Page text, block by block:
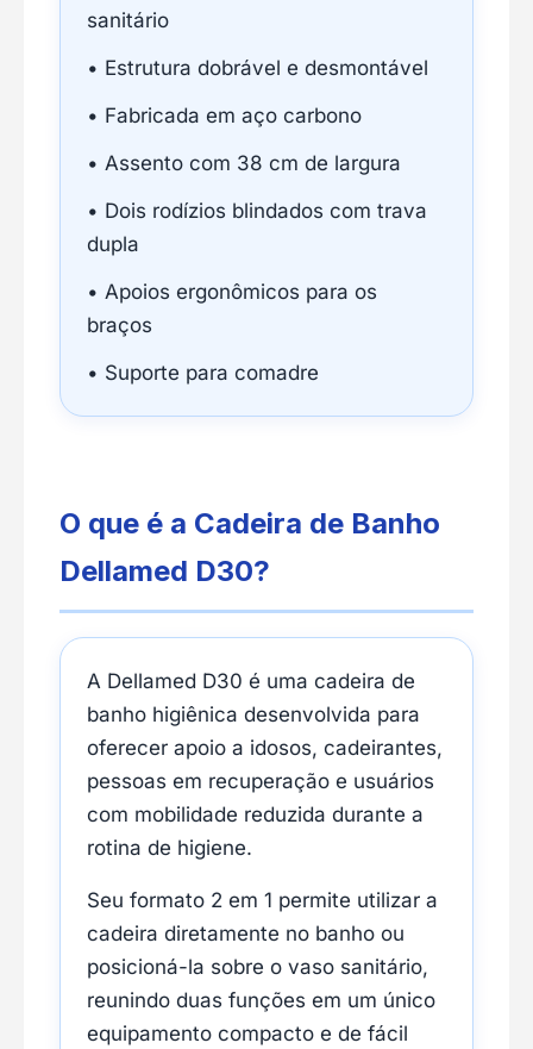
sanitário
• Estrutura dobrável e desmontável
• Fabricada em aço carbono
• Assento com 38 cm de largura
• Dois rodízios blindados com trava
dupla
• Apoios ergonômicos para os
braços
• Suporte para comadre
O que é a Cadeira de Banho
Dellamed D30?
A Dellamed D30 é uma cadeira de
banho higiênica desenvolvida para
oferecer apoio a idosos, cadeirantes,
pessoas em recuperação e usuários
com mobilidade reduzida durante a
rotina de higiene.
Seu formato 2 em 1 permite utilizar a
cadeira diretamente no banho ou
posicioná-la sobre o vaso sanitário,
reunindo duas funções em um único
equipamento compacto e de fácil